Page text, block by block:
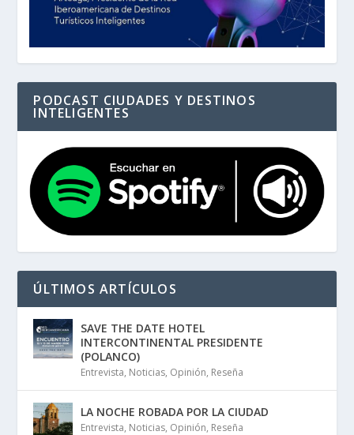
PODCAST CIUDADES Y DESTINOS
INTELIGENTES
ÚLTIMOS ARTÍCULOS
SAVE THE DATE HOTEL
INTERCONTINENTAL PRESIDENTE
(POLANCO)
Entrevista, Noticias, Opinión, Reseña
LA NOCHE ROBADA POR LA CIUDAD
Entrevista, Noticias, Opinión, Reseña